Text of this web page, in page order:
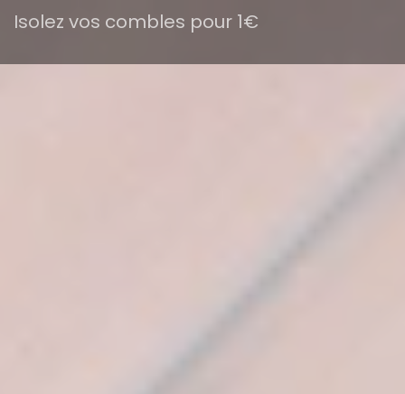
Isolez vos combles pour 1€